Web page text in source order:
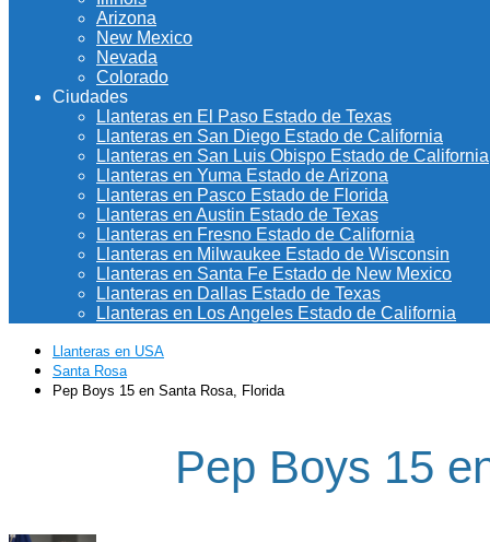
Arizona
New Mexico
Nevada
Colorado
Ciudades
Llanteras en El Paso Estado de Texas
Llanteras en San Diego Estado de California
Llanteras en San Luis Obispo Estado de California
Llanteras en Yuma Estado de Arizona
Llanteras en Pasco Estado de Florida
Llanteras en Austin Estado de Texas
Llanteras en Fresno Estado de California
Llanteras en Milwaukee Estado de Wisconsin
Llanteras en Santa Fe Estado de New Mexico
Llanteras en Dallas Estado de Texas
Llanteras en Los Angeles Estado de California
Llanteras en USA
Santa Rosa
Pep Boys 15 en Santa Rosa, Florida
Pep Boys 15